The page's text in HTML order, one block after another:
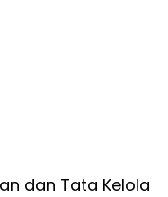
dan Tata Kelola